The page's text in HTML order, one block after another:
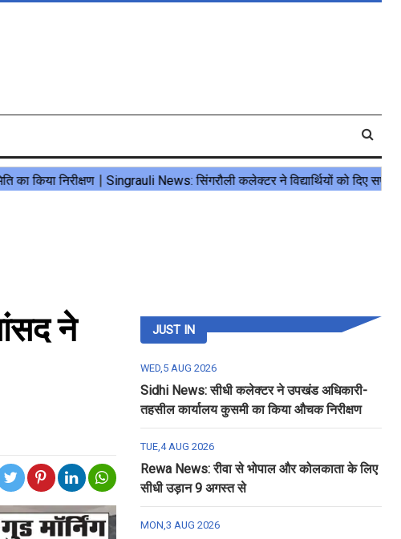
ने
JUST IN
WED,5 AUG 2026
Sidhi News: सीधी कलेक्टर ने उपखंड अधिकारी-
तहसील कार्यालय कुसमी का किया औचक निरीक्षण
TUE,4 AUG 2026
Rewa News: रीवा से भोपाल और कोलकाता के लिए
सीधी उड़ान 9 अगस्त से
MON,3 AUG 2026